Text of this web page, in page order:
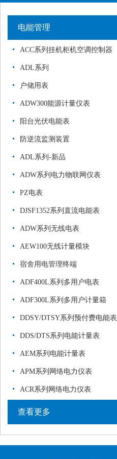
电能管理
ACC系列挂机柜机空调控制器
ADL系列
户储用表
ADW300能源计量仪表
阳台光伏电能表
防逆流监测装置
ADL系列-新品
ADW系列电力物联网仪表
PZ电表
DJSF1352系列直流电能表
ADW系列无线电表
AEW100无线计量模块
宿舍用电管理终端
ADF400L系列多用户电表
ADF300L系列多用户计量箱
DDSY/DTSY系列预付费电能表
DDS/DTS系列电能计量表
AEM系列电能计量表
APM系列网络电力仪表
ACR系列网络电力仪表
查看更多